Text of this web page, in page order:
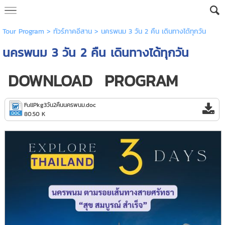
Tour Program> ทัวร์ภาคอีสาน> นครพนม 3 วัน 2 คืน เดินทางได้ทุกวัน
นครพนม 3 วัน 2 คืน เดินทางได้ทุกวัน
DOWNLOAD PROGRAM
FullPkg3วัน2คืนนครพนม.doc
80.50 K